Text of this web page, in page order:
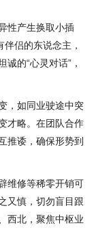
性产生换取小插
侣的东说念主，
的“心灵对话”，
，如同业驶途中突
才略。在团队合作
推诿，确保形势到
维修等稀零开销可
又慎，切勿盲目跟
西北，聚焦中枢业